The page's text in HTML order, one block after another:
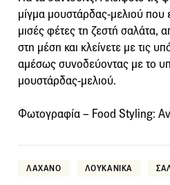
μίγμα μουστάρδας-μελιού που
μισές φέτες τη ζεστή σαλάτα,
στη μέση και κλείνετε με τις
αμέσως συνοδεύοντας με το
μουστάρδας-μελιού.
Φωτογραφία – Food Styling:
ΛΑΧΑΝΟ ΛΟΥΚΑΝΙΚΑ